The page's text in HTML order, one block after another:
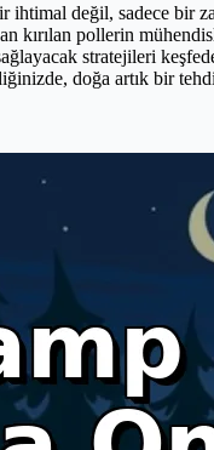
ihtimal değil, sadece bir
kırılan pollerin
stratejileri
doğa artık bir